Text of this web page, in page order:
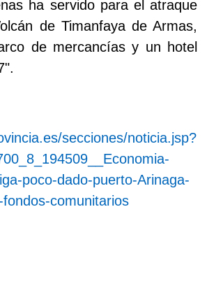
ha servido para el atraque
de Timanfaya de Armas,
de mercancías y un hotel
secciones/noticia.jsp?
poco-dado-puerto-Arinaga-
comunitarios